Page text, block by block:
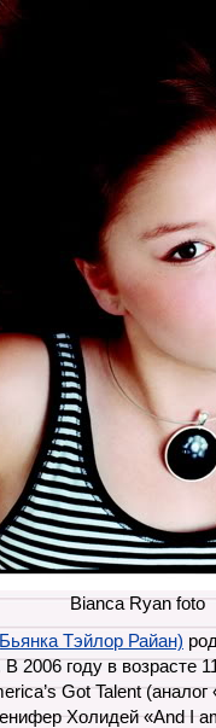
Bianca Ryan foto
Тэйлор Райан)
В 2006 году в возрасте
Got Talent
Холидей «And I